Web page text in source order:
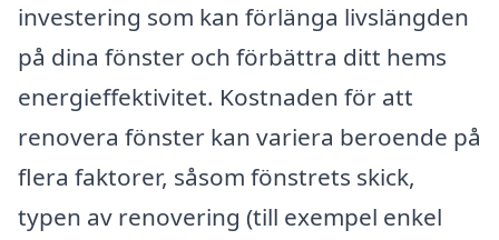
investering som kan förlänga livslängden
på dina fönster och förbättra ditt hems
energieffektivitet. Kostnaden för att
renovera fönster kan variera beroende på
flera faktorer, såsom fönstrets skick,
typen av renovering (till exempel enkel